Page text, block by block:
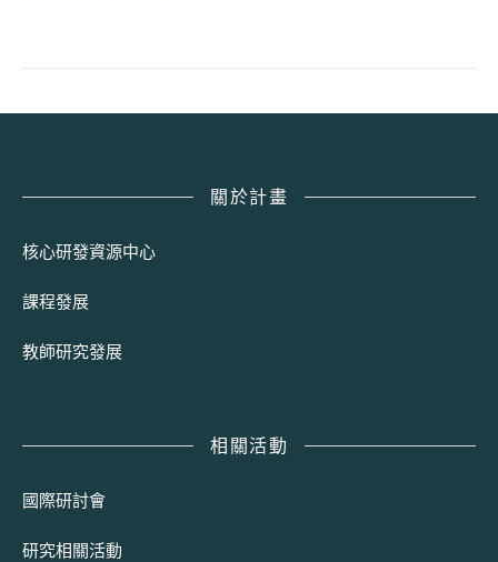
關於計畫
核心研發資源中心
課程發展
教師研究發展
相關活動
國際研討會
研究相關活動